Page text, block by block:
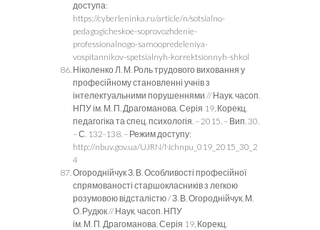
доступа:
https://cyberleninka.ru/article/n/sotsialno-
pedagogicheskoe-soprovozhdenie-
professionalnogo-samoopredeleniya-
vospitannikov-spetsialnyh-korrektsionnyh-shkol
Ніколенко Л. М. Роль трудового виховання у
професійному становленні учнів з
інтелектуальними порушеннями // Наук. часоп.
НПУ ім. М. П. Драгоманова. Серія 19, Корекц.
педагогіка та спец. психологія. – 2015. – Вип. 30.
– С. 132-138. – Режим доступу:
http://nbuv.gov.ua/UJRN/Nchnpu_019_2015_30_2
4
Огороднійчук З. В. Особливості професійної
спрямованості старшокласників з легкою
розумовою відсталістю / З. В. Огороднійчук, М.
О. Рудюк // Наук. часоп. НПУ
ім. М. П. Драгоманова. Серія 19, Корекц.